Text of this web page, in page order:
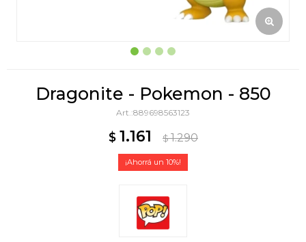
Dragonite - Pokemon - 850
889698563123
$ 1.161 $ 1.290
10